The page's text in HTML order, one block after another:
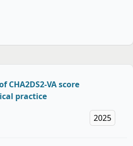
VA score
practice
2025